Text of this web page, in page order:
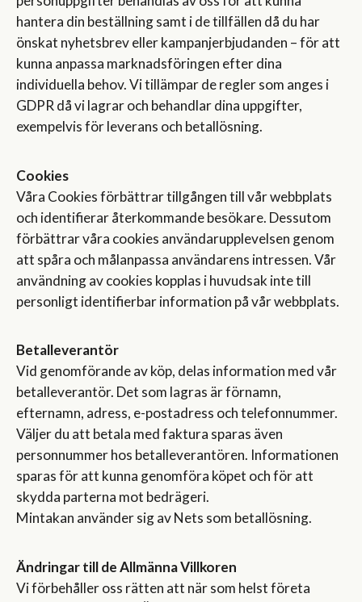
hantera din beställning samt i de tillfällen då du har
önskat nyhetsbrev eller kampanjerbjudanden – för att
kunna anpassa marknadsföringen efter dina
individuella behov. Vi tillämpar de regler som anges i
GDPR då vi lagrar och behandlar dina uppgifter,
exempelvis för leverans och betallösning.
Cookies
Våra Cookies förbättrar tillgången till vår webbplats
och identifierar återkommande besökare. Dessutom
förbättrar våra cookies användarupplevelsen genom
att spåra och målanpassa användarens intressen. Vår
användning av cookies kopplas i huvudsak inte till
personligt identifierbar information på vår webbplats.
Betalleverantör
Vid genomförande av köp, delas information med vår
betalleverantör. Det som lagras är förnamn,
efternamn, adress, e-postadress och telefonnummer.
Väljer du att betala med faktura sparas även
personnummer hos betalleverantören. Informationen
sparas för att kunna genomföra köpet och för att
skydda parterna mot bedrägeri.
Mintakan använder sig av Nets som betallösning.
Ändringar till de Allmänna Villkoren
Vi förbehåller oss rätten att när som helst företa